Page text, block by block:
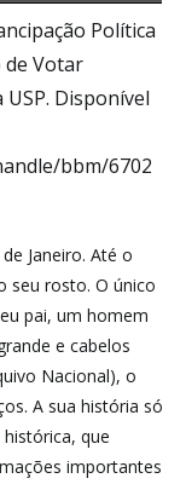
Política
Votar
Disponível
bbm/6702
Janeiro. Até o
seu rosto. O único
pai, um homem
e cabelos
Nacional), o
A sua história só
que
importantes